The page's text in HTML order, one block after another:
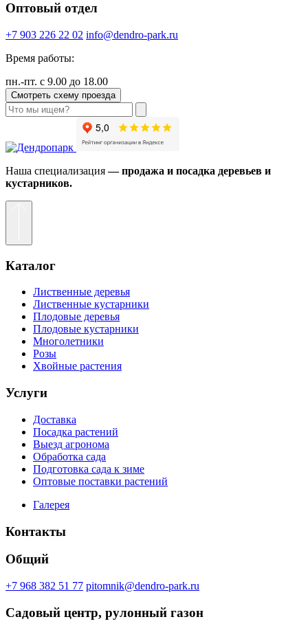
Оптовый отдел
+7 903 226 22 02 info@dendro-park.ru
Время работы:
пн.-пт. с 9.00 до 18.00
Смотреть схему проезда
Наша специализация— продажа и посадка деревьев и
кустарников.
Каталог
Лиственные деревья
Лиственные кустарники
Плодовые деревья
Плодовые кустарники
Многолетники
Розы
Хвойные растения
Услуги
Доставка
Посадка растений
Выезд агронома
Обработка сада
Подготовка сада к зиме
Оптовые поставки растений
Галерея
Контакты
Общий
+7 968 382 51 77 pitomnik@dendro-park.ru
Садовый центр, рулонный газон